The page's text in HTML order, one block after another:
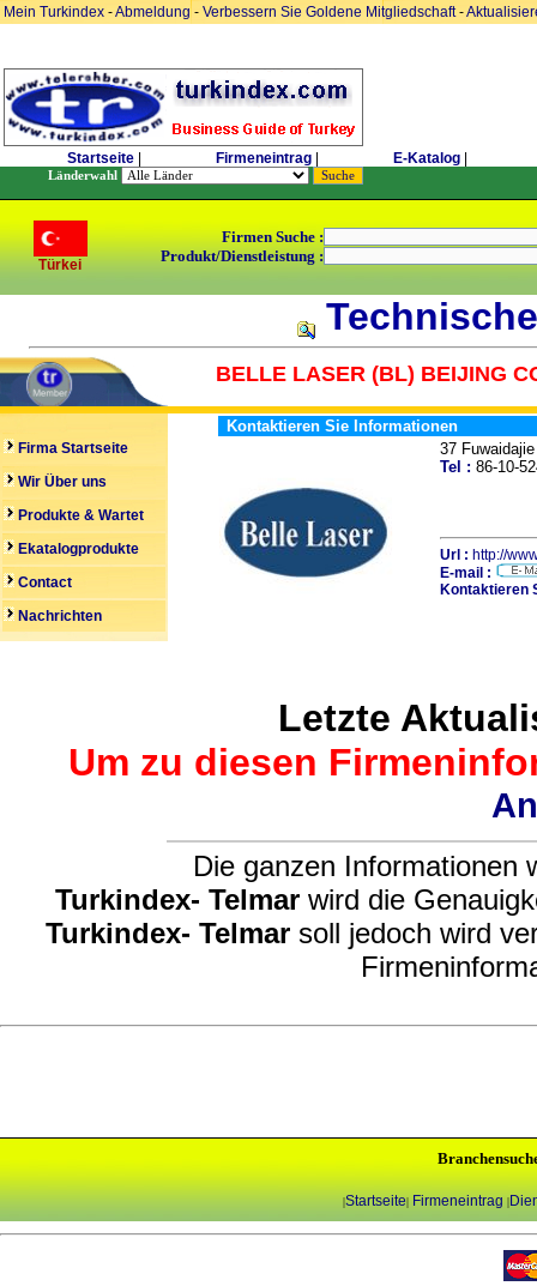
Mein Turkindex -Abmeldung- Verbessern Sie Goldene Mitgliedschaft-
Startseite Firmeneintrag E-Katalog
Länderwahl
Türkei
Firmen Suche :
Produkt/Dienstleistung :
BELLE LASER (BL) BEIJING
Firma Startseite
Wir Über uns
Produkte & Wartet
Ekatalogprodukte
Contact
Nachrichten
Kontaktieren Sie Informationen
37
Tel : 86-10-
Url : http://
E-mail :
Kontaktieren
Letzte
Um zu diesen
Die ganzen Informationen
Turkindex- Telmar wird die
Turkindex- Telmar soll jedoch wird
|Startseite| Firmeneintrag |